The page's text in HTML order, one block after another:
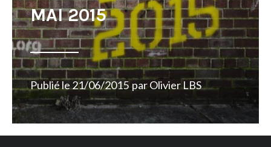
MAI 2015
Publié le21/06/2015 parOlivier LBS